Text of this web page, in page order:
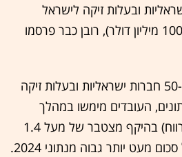
ובעלות זיקה לישראל
(חברות בשווי למעלה מ-100 מיליון דולר), רובן כבר פרסמו
מבדיקת גלובס עולה שב-50 חברות ישראליות ובעלות זיקה
העובדים מימשו במהלך
2025 אופציות בהטבה (רווח) בהיקף מצטבר של מעל 1.4
מיליארד דולר. מדובר על סכום מעט יותר גבוה מנתוני 2024.